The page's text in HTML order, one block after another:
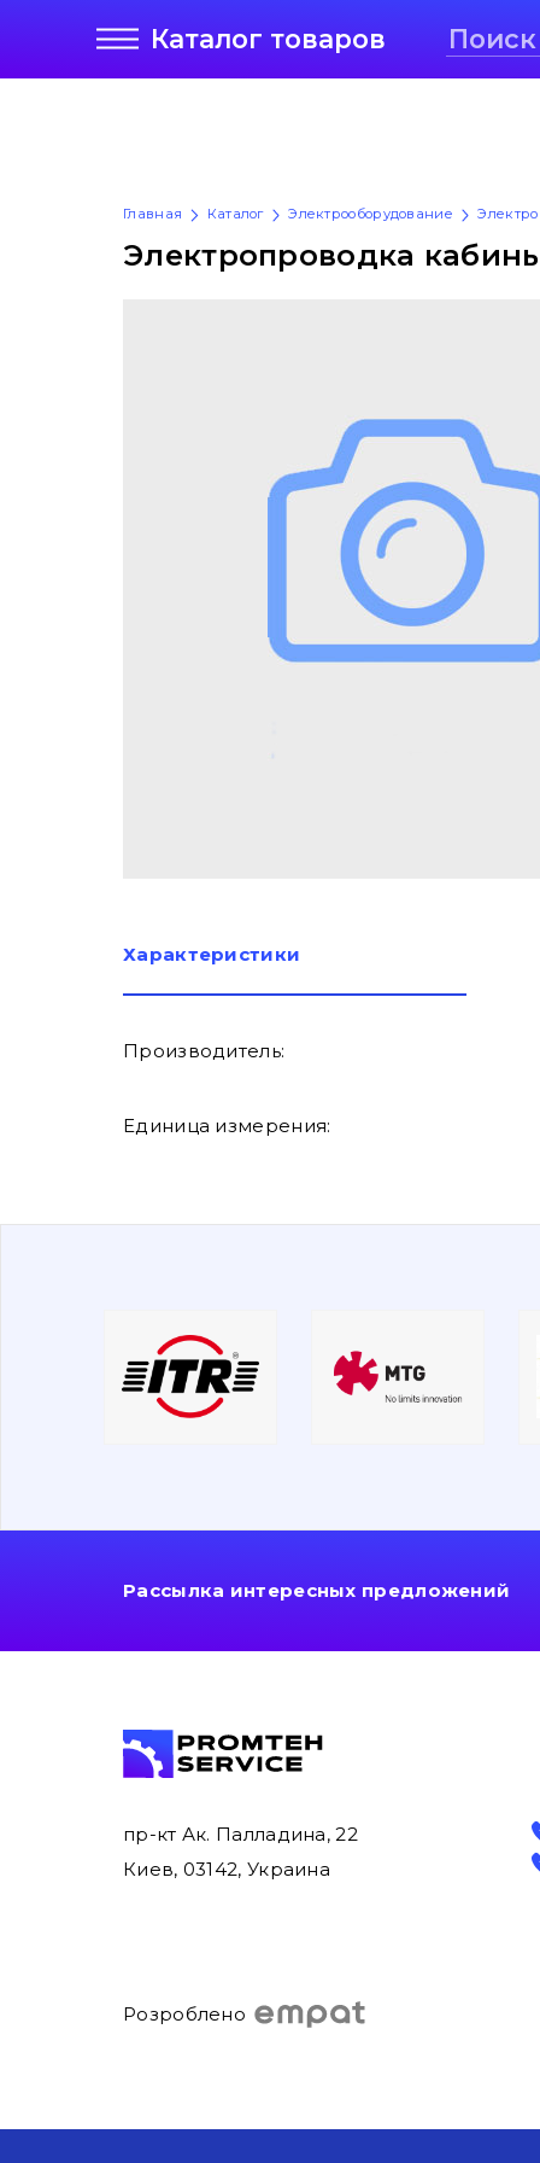
Каталог товаров
Главная Каталог Электрооборудование
Электропроводка кабины
Характеристики
Производитель:
Единица измерения:
Рассылка интересных предложений
пр-кт Ак. Палладина, 22
Киев, 03142, Украина
Розроблено